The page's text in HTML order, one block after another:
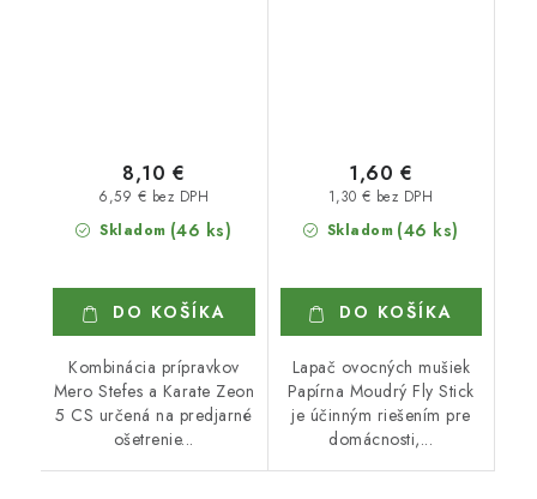
Skladom (46 ks)
6,59 € bez DPH
8,10 €
DO KOŠÍKA
Kombinácia prípravkov
Mero Stefes a Karate Zeon
5 CS určená na predjarné
ošetrenie...
Skladom (46 ks)
1,30 € bez DPH
1,60 €
DO KOŠÍKA
Lapač ovocných mušiek
Papírna Moudrý Fly Stick
je účinným riešením pre
domácnosti,...